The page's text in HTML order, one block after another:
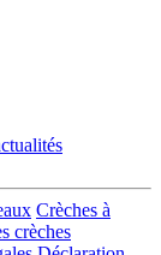
Crèches à
crèches